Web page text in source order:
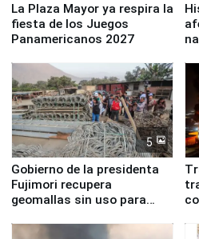
La Plaza Mayor ya respira la
fiesta de los Juegos
Panamericanos 2027
5
Gobierno de la presidenta
Fujimori recupera
geomallas sin uso para
Fenómeno El Niño